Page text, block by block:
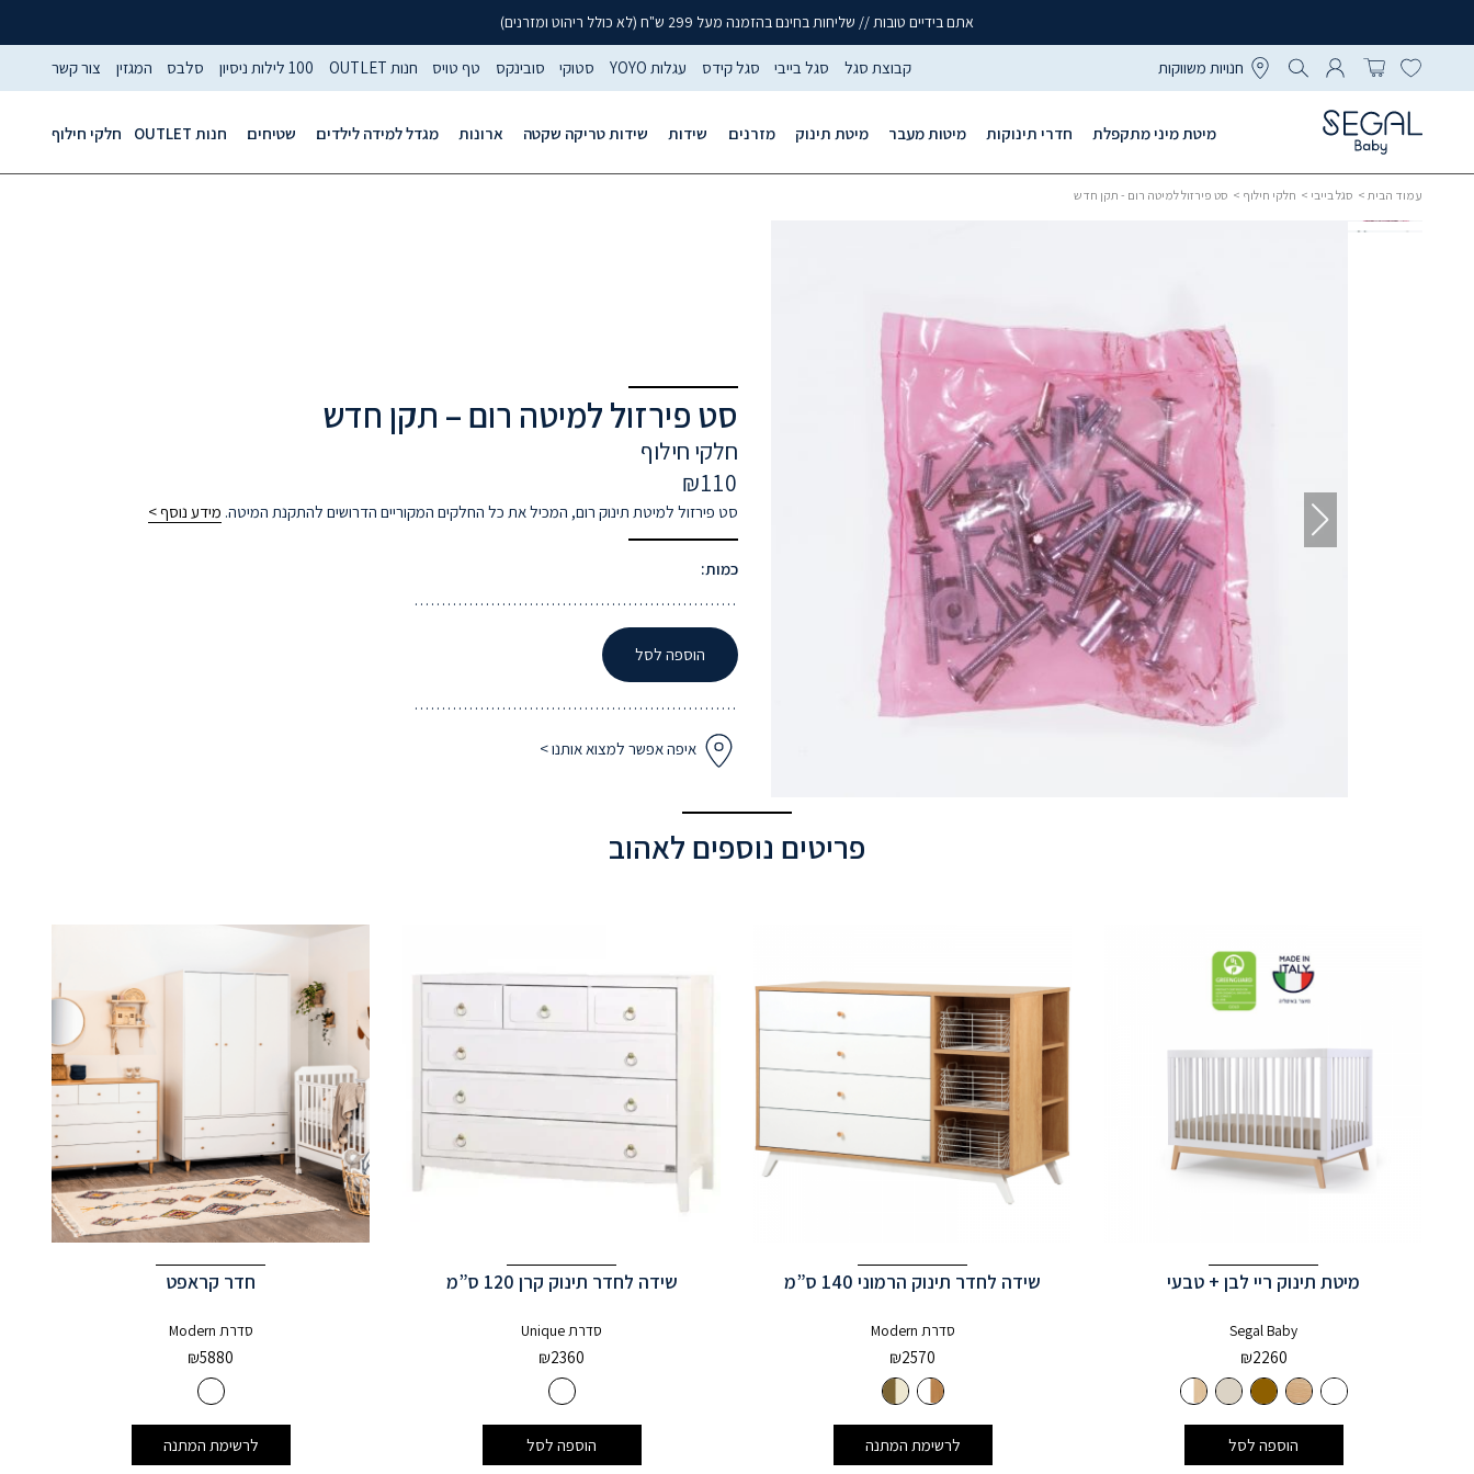
אתם בידיים טובות // שליחות בחינם בהזמנה מעל 299 ש"ח (לא כולל ריהוט ומזרנים)
חנויות משווקות קבוצת סגל סגל בייבי סגל קידס עגלות YOYO סטוקי סובינקס טף טויס חנות OUTLET 100 לילות ניסיון סלבס המגזין צור קשר
מיטת מיני מתקפלת חדרי תינוקות מיטות מעבר מיטת תינוק מזרנים שידות שידות טריקה שקטה ארונות מגדל למידה לילדים שטיחים חנות OUTLET חלקי חילוף
עמוד הבית > סגל בייבי > חלקי חילוף > סט פירזול למיטה רום - תקן חדש
סט פירזול למיטה רום – תקן חדש
חלקי חילוף
₪110
סט פירזול למיטת תינוק רום, המכיל את כל החלקים המקוריים הדרושים להתקנת המיטה. מידע נוסף >
כמות:
הוספה לסל
איפה אפשר למצוא אותנו >
פריטים נוספים לאהוב
מיטת תינוק ריי לבן + טבעי
Segal Baby
₪2260
הוספה לסל
שידה לחדר תינוק הרמוני 140 ס”מ
סדרת Modern
₪2570
לרשימת המתנה
שידה לחדר תינוק קרן 120 ס”מ
סדרת Unique
₪2360
הוספה לסל
חדר קראפט
סדרת Modern
₪5880
לרשימת המתנה